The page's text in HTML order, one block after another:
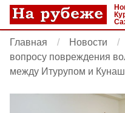
Главная Новости
вопросу повреждения
между Итурупом и